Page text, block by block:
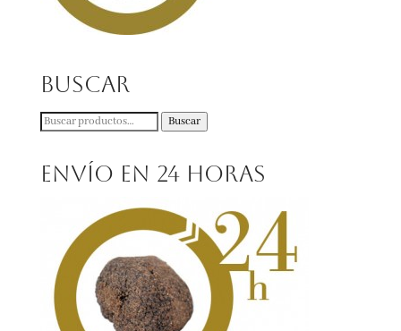
Buscar
Buscar
Buscar
Envío en 24 horas